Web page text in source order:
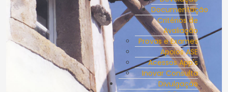
Documentação
Critérios de
Avaliação
Provas e Exames
Apoios ASE
Acessos App's
Inovar Consulta
Divulgação